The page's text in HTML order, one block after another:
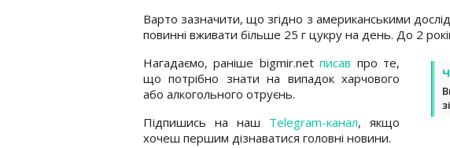
Варто зазначити, що згідно з американськими
повинні вживати більше 25 г цукру на день. До 2
Нагадаємо, раніше bigmir.netписав про те,
що потрібно знати на випадок харчового
або алкогольного отруєнь.
Підпишись на наш Telegram-канал, якщо
хочеш першим дізнаватися головні новини.